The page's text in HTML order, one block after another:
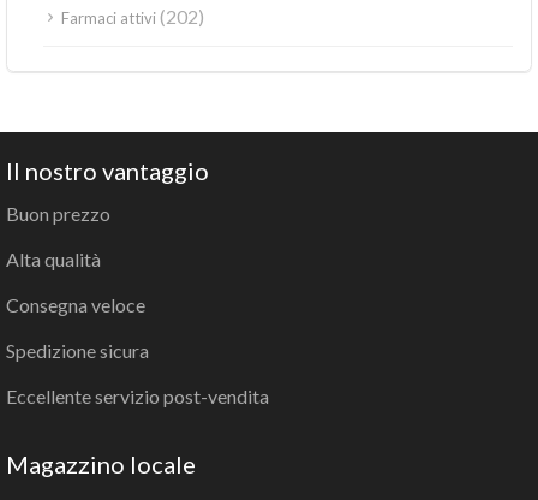
Farmaci attivi(202)
Il nostro vantaggio
Buon prezzo
Alta qualità
Consegna veloce
Spedizione sicura
Eccellente servizio post-vendita
Magazzino locale